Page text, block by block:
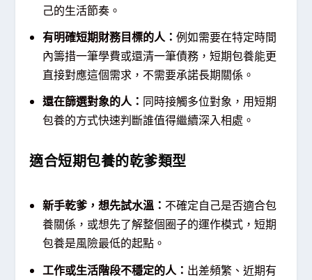
己的生活節奏。
有明確短期財務目標的人： 例如需要在特定時間
內籌措一筆學費或還清一筆債務，短期包養能更
直接對應這個需求，不需要承諾長期關係。
還在篩選對象的人： 同時接觸多位對象，用短期
包養的方式快速判斷誰值得繼續深入相處。
適合短期包養的乾爹類型
新手乾爹，想先試水溫： 不確定自己是否適合包
養關係，或想先了解整個圈子的運作模式，短期
包養是風險最低的起點。
工作或生活階段不穩定的人： 出差頻繁、近期有